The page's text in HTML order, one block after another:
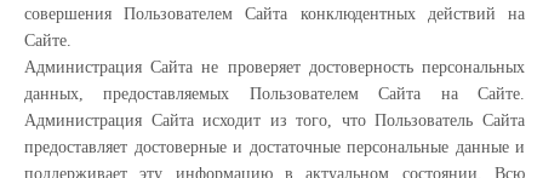
совершения Пользователем Сайта конклюдентных действий на
Сайте.
Администрация Сайта не проверяет достоверность персональных
данных, предоставляемых Пользователем Сайта на Сайте.
Администрация Сайта исходит из того, что Пользователь Сайта
предоставляет достоверные и достаточные персональные данные и
поддерживает эту информацию в актуальном состоянии. Всю